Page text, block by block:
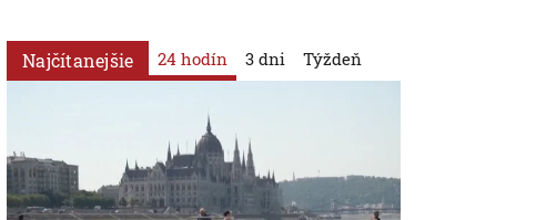
Najčítanejšie 24 hodín 3 dni Týždeň